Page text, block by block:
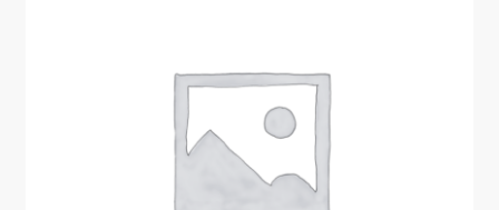
Юридические данные